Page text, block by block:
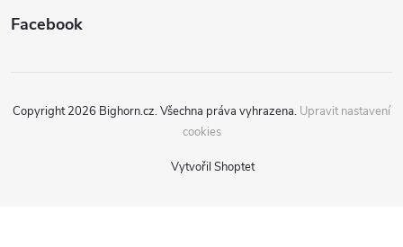
Facebook
Vytvořil Shoptet
Copyright 2026 Bighorn.cz. Všechna práva vyhrazena. Upravit nastavení
cookies